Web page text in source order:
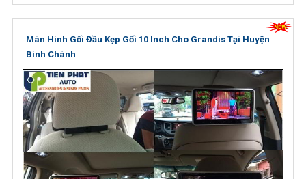
Màn Hình Gối Đầu Kẹp Gối 10 Inch Cho Grandis Tại Huyện
Bình Chánh